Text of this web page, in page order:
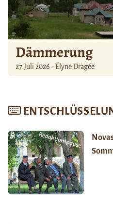
Dämmerung
27 Juli 2026 - Élyne Dragée